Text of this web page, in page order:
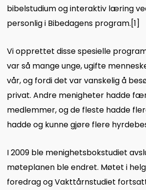
bibelstudium og interaktiv læring
personlig i Bibedagens program.[1]
Vi opprettet disse spesielle
var så mange unge, ugifte
vår, og fordi det var vanskelig å
privat. Andre menigheter hadde
medlemmer, og de fleste hadde
hadde og kunne gjøre flere
I 2009 ble menighetsbokstudiet
møteplanen ble endret. Møtet i
foredrag og Vakttårnstudiet